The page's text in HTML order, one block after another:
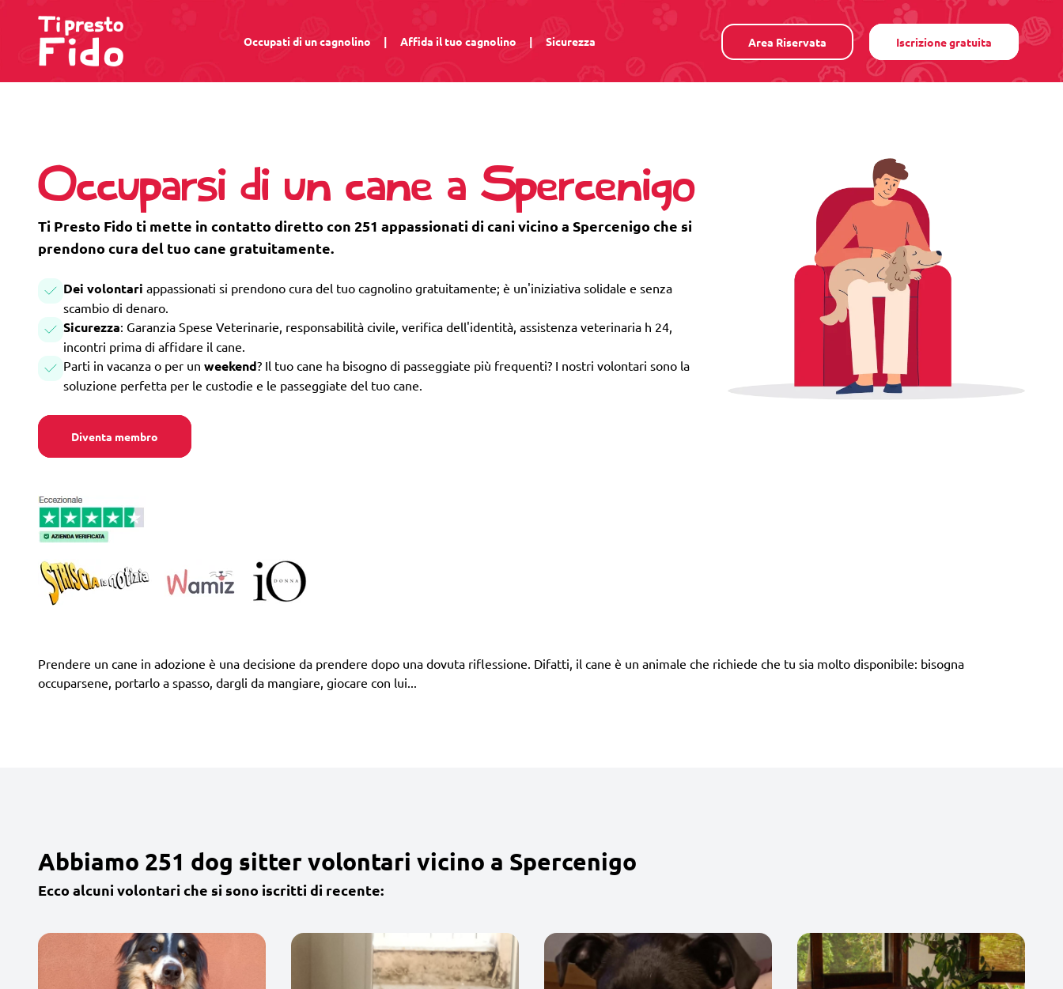
Occupati di un cagnolino | Affida il tuo cagnolino | Sicurezza Area Riservata Iscrizione gratuita
Occuparsi di un cane a Spercenigo
Ti Presto Fido ti mette in contatto diretto con 251 appassionati di cani vicino a Spercenigo che si
prendono cura del tuo cane gratuitamente.
Dei volontari appassionati si prendono cura del tuo cagnolino gratuitamente; è un'iniziativa solidale e senza
scambio di denaro.
Sicurezza: Garanzia Spese Veterinarie, responsabilità civile, verifica dell'identità, assistenza veterinaria h 24,
incontri prima di affidare il cane.
Parti in vacanza o per un weekend? Il tuo cane ha bisogno di passeggiate più frequenti? I nostri volontari sono la
soluzione perfetta per le custodie e le passeggiate del tuo cane.
Diventa membro
Prendere un cane in adozione è una decisione da prendere dopo una dovuta riflessione. Difatti, il cane è un animale che richiede che tu sia molto disponibile: bisogna
occuparsene, portarlo a spasso, dargli da mangiare, giocare con lui...
Abbiamo 251 dog sitter volontari vicino a Spercenigo
Ecco alcuni volontari che si sono iscritti di recente: